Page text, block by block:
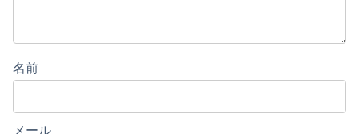
名前
メール